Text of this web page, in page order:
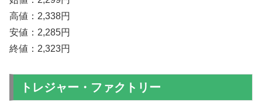
高値：2,338円
安値：2,285円
終値：2,323円
トレジャー・ファクトリー